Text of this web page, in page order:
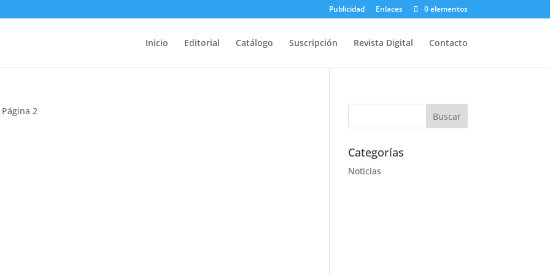
Publicidad Enlaces 0 elementos
Inicio Editorial Catálogo Suscripción Revista Digital Contacto
2
Categorías
Noticias